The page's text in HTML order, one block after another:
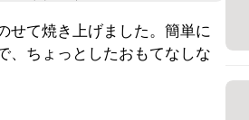
せて焼き上げました。簡単に
、ちょっとしたおもてなしな